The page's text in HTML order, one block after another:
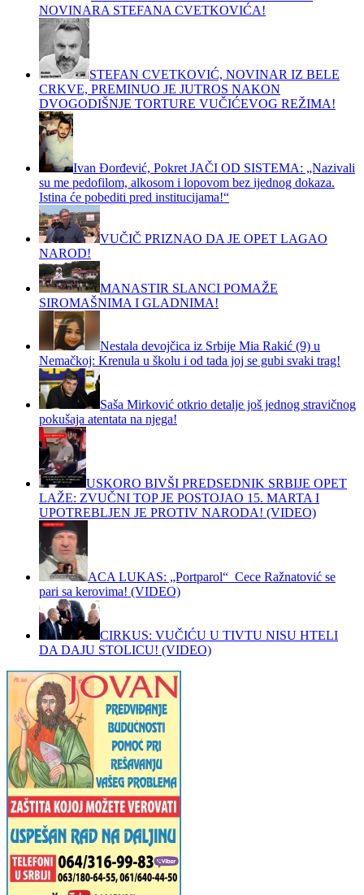
NOVINARA STEFANA CVETKOVIĆA!
STEFAN CVETKOVIĆ, NOVINAR IZ BELE
CRKVE, PREMINUO JE JUTROS NAKON
DVOGODIŠNJE TORTURE VUČIĆEVOG REŽIMA!
Ivan Đorđević, Pokret JAČI OD SISTEMA: „Nazivali
su me pedofilom, alkosom i lopovom bez ijednog dokaza.
Istina će pobediti pred institucijama!“
VUČIČ PRIZNAO DA JE OPET LAGAO
NAROD!
MANASTIR SLANCI POMAŽE
SIROMAŠNIMA I GLADNIMA!
Nestala devojčica iz Srbije Mia Rakić (9) u
Nemačkoj: Krenula u školu i od tada joj se gubi svaki trag!
Saša Mirković otkrio detalje još jednog stravičnog
pokušaja atentata na njega!
USKORO BIVŠI PREDSEDNIK SRBIJE OPET
LAŽE: ZVUČNI TOP JE POSTOJAO 15. MARTA I
UPOTREBLJEN JE PROTIV NARODA! (VIDEO)
ACA LUKAS: „Portparol“ Cece Ražnatović se
pari sa kerovima! (VIDEO)
CIRKUS: VUČIĆU U TIVTU NISU HTELI
DA DAJU STOLICU! (VIDEO)